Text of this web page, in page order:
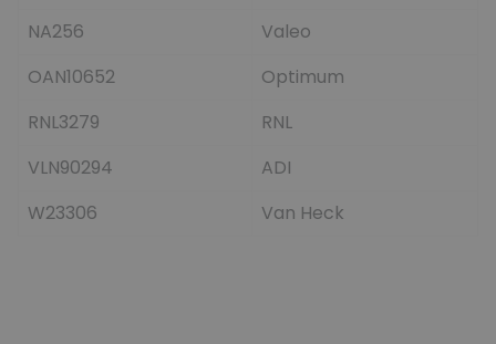
NA256
Valeo
OAN10652
Optimum
RNL3279
RNL
VLN90294
ADI
W23306
Van Heck